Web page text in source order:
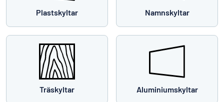
Plastskyltar Namnskyltar
Träskyltar Aluminiumskyltar